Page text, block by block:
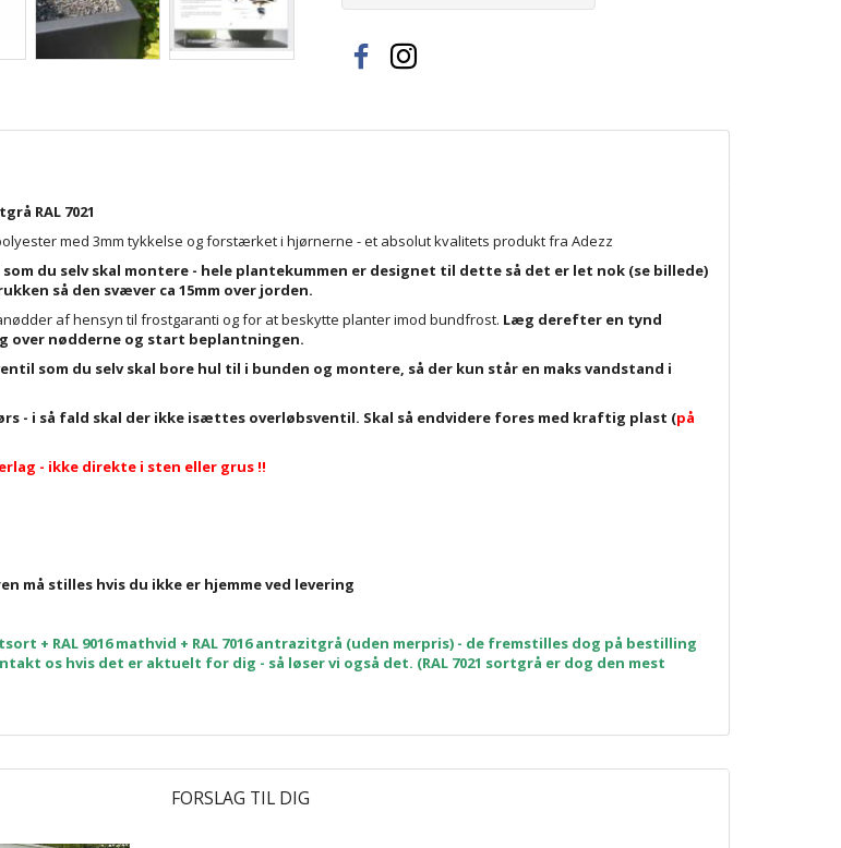
RAL 7021
med 3mm tykkelse og forstærket i hjørnerne - et absolut kvalitets produkt fra Adezz
du selv skal montere - hele plantekummen er designet til dette så det er let nok (se billede)
så den svæver ca 15mm over jorden.
af hensyn til frostgaranti og for at beskytte planter imod bundfrost. Læg derefter en tynd
over nødderne og start beplantningen.
som du selv skal bore hul til i bunden og montere, så der kun står en maks vandstand i
- i så fald skal der ikke isættes overløbsventil. Skal så endvidere fores med kraftig plast (på
- ikke direkte i sten eller grus !!
må stilles hvis du ikke er hjemme ved levering
+ RAL 9016 mathvid + RAL 7016 antrazitgrå (uden merpris) - de fremstilles dog på bestilling
os hvis det er aktuelt for dig - så løser vi også det. (RAL 7021 sortgrå er dog den mest
FORSLAG TIL DIG